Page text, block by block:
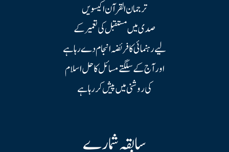
ترجمان القرآن اکیسویں
صدی میں مستقبل کی تعمیر کے
لیے رہنمائی کا فریضہ انجام دے رہا ہے
اور آج کے سلگتے مسائل کا حل اسلام
کی روشنی میں پیش کر رہا ہے
سابقہ شمارے